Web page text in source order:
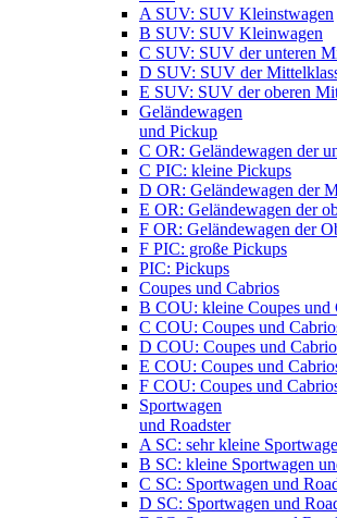
A SUV: SUV Kleinstwagen
B SUV: SUV Kleinwagen
C SUV: SUV der unteren
D SUV: SUV der
E SUV: SUV der oberen
Geländewagen
und Pickup
C OR: Geländewagen der
C PIC: kleine Pickups
D OR: Geländewagen der
E OR: Geländewagen der
F OR: Geländewagen der
F PIC: große Pickups
PIC: Pickups
Coupes und Cabrios
B COU: kleine Coupes und
C COU: Coupes und
D COU: Coupes und
E COU: Coupes und
F COU: Coupes und
Sportwagen
und Roadster
A SC: sehr kleine
B SC: kleine Sportwagen
C SC: Sportwagen und
D SC: Sportwagen und